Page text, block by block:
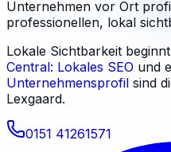
Unternehmen vor Ort
professionellen, lokal
Lokale Sichtbarkeit
Central: Lokales SEO und
Unternehmensprofil sind
Lexgaard.
0151 41261571